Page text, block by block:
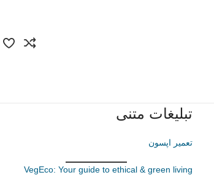
تبلیغات متنی
تعمیر اپسون
VegEco: Your guide to ethical & green living